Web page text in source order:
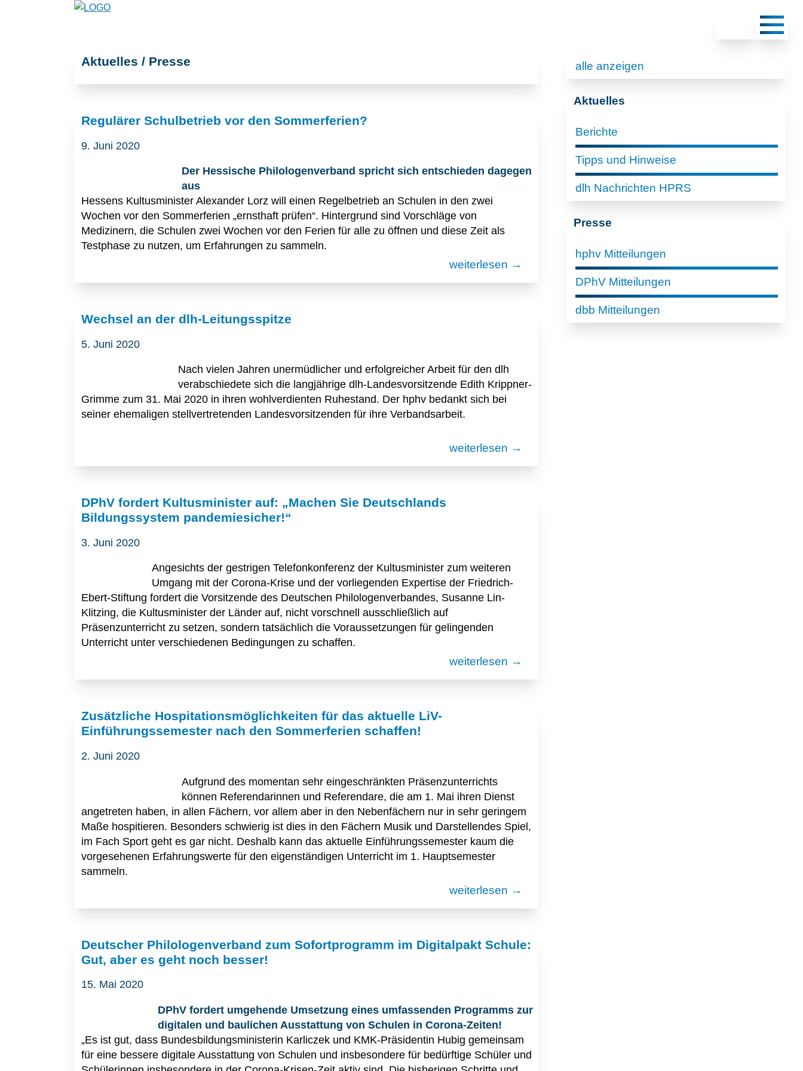
Aktuelles / Presse
Regulärer Schulbetrieb vor den Sommerferien?
9. Juni 2020
Der Hessische Philologenverband spricht sich entschieden dagegen
aus
Hessens Kultusminister Alexander Lorz will einen Regelbetrieb an Schulen in den zwei
Wochen vor den Sommerferien „ernsthaft prüfen“. Hintergrund sind Vorschläge von
Medizinern, die Schulen zwei Wochen vor den Ferien für alle zu öffnen und diese Zeit als
Testphase zu nutzen, um Erfahrungen zu sammeln.
weiterlesen →
Wechsel an der dlh-Leitungsspitze
5. Juni 2020
Nach vielen Jahren unermüdlicher und erfolgreicher Arbeit für den dlh
verabschiedete sich die langjährige dlh-Landesvorsitzende Edith Krippner-
Grimme zum 31. Mai 2020 in ihren wohlverdienten Ruhestand. Der hphv bedankt sich bei
seiner ehemaligen stellvertretenden Landesvorsitzenden für ihre Verbandsarbeit.
weiterlesen →
DPhV fordert Kultusminister auf: „Machen Sie Deutschlands
Bildungssystem pandemiesicher!“
3. Juni 2020
Angesichts der gestrigen Telefonkonferenz der Kultusminister zum weiteren
Umgang mit der Corona-Krise und der vorliegenden Expertise der Friedrich-
Ebert-Stiftung fordert die Vorsitzende des Deutschen Philologenverbandes, Susanne Lin-
Klitzing, die Kultusminister der Länder auf, nicht vorschnell ausschließlich auf
Präsenzunterricht zu setzen, sondern tatsächlich die Voraussetzungen für gelingenden
Unterricht unter verschiedenen Bedingungen zu schaffen.
weiterlesen →
Zusätzliche Hospitationsmöglichkeiten für das aktuelle LiV-
Einführungssemester nach den Sommerferien schaffen!
2. Juni 2020
Aufgrund des momentan sehr eingeschränkten Präsenzunterrichts
können Referendarinnen und Referendare, die am 1. Mai ihren Dienst
angetreten haben, in allen Fächern, vor allem aber in den Nebenfächern nur in sehr geringem
Maße hospitieren. Besonders schwierig ist dies in den Fächern Musik und Darstellendes Spiel,
im Fach Sport geht es gar nicht. Deshalb kann das aktuelle Einführungssemester kaum die
vorgesehenen Erfahrungswerte für den eigenständigen Unterricht im 1. Hauptsemester
sammeln.
weiterlesen →
Deutscher Philologenverband zum Sofortprogramm im Digitalpakt Schule:
Gut, aber es geht noch besser!
15. Mai 2020
DPhV fordert umgehende Umsetzung eines umfassenden Programms zur
digitalen und baulichen Ausstattung von Schulen in Corona-Zeiten!
„Es ist gut, dass Bundesbildungsministerin Karliczek und KMK-Präsidentin Hubig gemeinsam
für eine bessere digitale Ausstattung von Schulen und insbesondere für bedürftige Schüler und
alle anzeigen
Aktuelles
Berichte
Tipps und Hinweise
dlh Nachrichten HPRS
Presse
hphv Mitteilungen
DPhV Mitteilungen
dbb Mitteilungen